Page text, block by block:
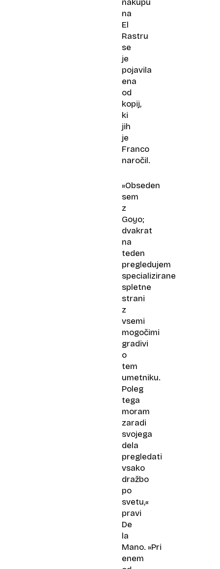
nakupu
na
El
Rastru
se
je
pojavila
ena
od
kopij,
ki
jih
je
Franco
naročil.
»Obseden
sem
z
Goyo;
dvakrat
na
teden
pregledujem
specializirane
spletne
strani
z
vsemi
mogočimi
gradivi
o
tem
umetniku.
Poleg
tega
moram
zaradi
svojega
dela
pregledati
vsako
dražbo
po
svetu,«
pravi
De
la
Mano. »Pri
enem